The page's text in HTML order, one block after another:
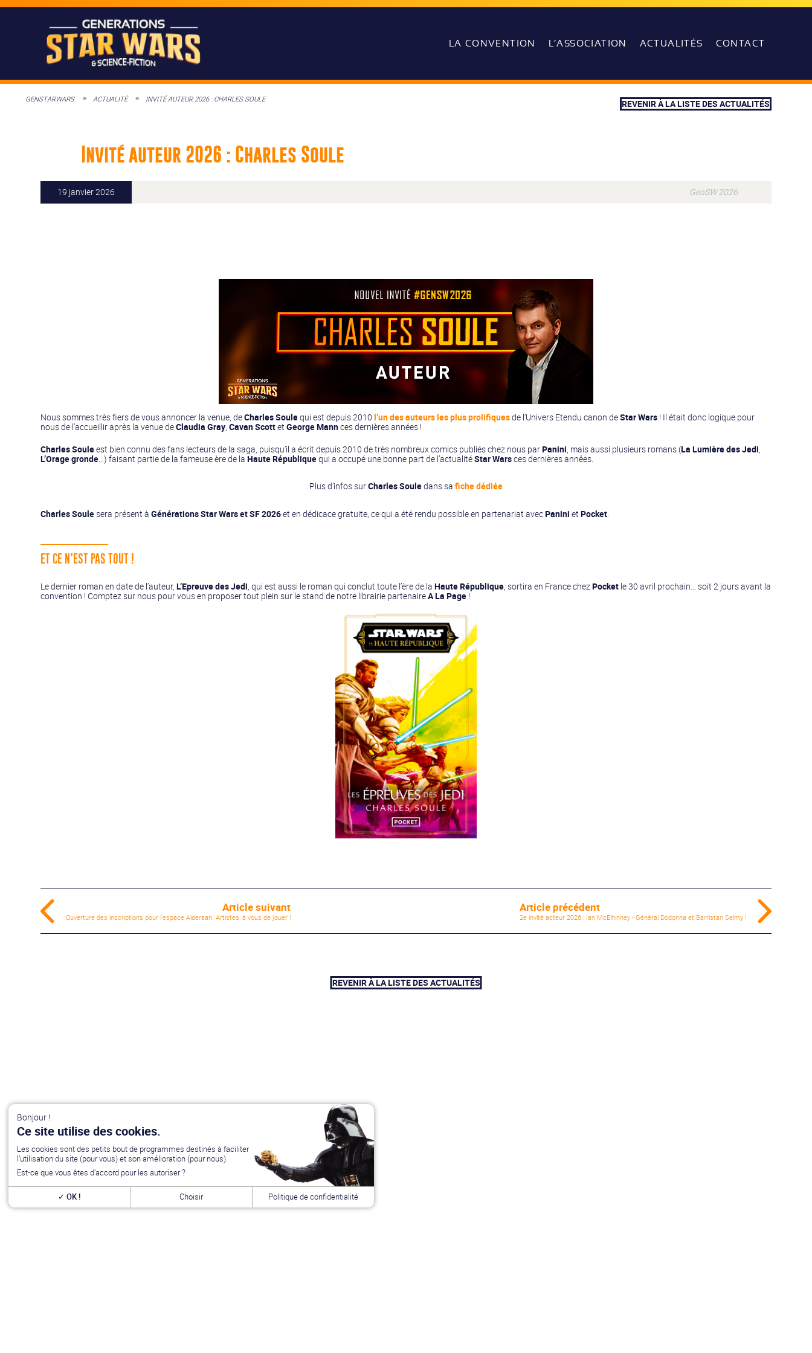
LA CONVENTION L’ASSOCIATION ACTUALITÉS CONTACT
GENSTARWARS ACTUALITÉ INVITÉ AUTEUR 2026 : CHARLES SOULE
Invité auteur 2026 : Charles Soule
REVENIR À LA LISTE DES ACTUALITÉS
19 janvier 2026 GenSW 2026
Nous sommes très fiers de vous annoncer la venue, deCharles Soulequi est depuis 2010l’un des auteurs les plus prolifiquesde l’Univers Etendu canon deStar Wars ! Il était donc logique pour
nous de l’accueillir après la venue deClaudia Gray ,Cavan ScottetGeorge Mannces dernières années !
Charles Souleest bien connu des fans lecteurs de la saga, puisqu’il a écrit depuis 2010 de très nombreux comics publiés chez nous parPanini , mais aussi plusieurs romans (La Lumière des Jedi
L’Orage gronde …) faisant partie de la fameuse ère de laHaute Républiquequi a occupé une bonne part de l’actualitéStar Warsces dernières années.
Plus d’infos surCharles Souledans sa fiche dédiée
Charles Soulesera présent àGénérations Star Wars et SF 2026et en dédicace gratuite, ce qui a été rendu possible en partenariat avecPaninietPocket.
ET CE N’EST PAS TOUT !
Le dernier roman en date de l’auteur,L’Epreuve des Jedi, qui est aussi le roman qui conclut toute l’ère de laHaute République, sortira en France chezPocket le 30 avril prochain… soit 2 jours avant la
convention ! Comptez sur nous pour vous en proposer tout plein sur le stand de notre librairie partenaireA La Page !
Article suivant
Ouverture des inscriptions pour l'espace Alderaan. Artistes, à vous de jouer !
Article précédent
2e invité acteur 2026 : Ian McElhinney - Général Dodonna et Barristan Selmy !
REVENIR À LA LISTE DES ACTUALITÉS
Bonjour !
Ce site utilise des cookies.
Les cookies sont des petits bout de programmes destinés à faciliter
l’utilisation du site (pour vous) et son amélioration (pour nous).
Est-ce que vous êtes d’accord pour les autoriser ?
OK ! Choisir Politique de confidentialité